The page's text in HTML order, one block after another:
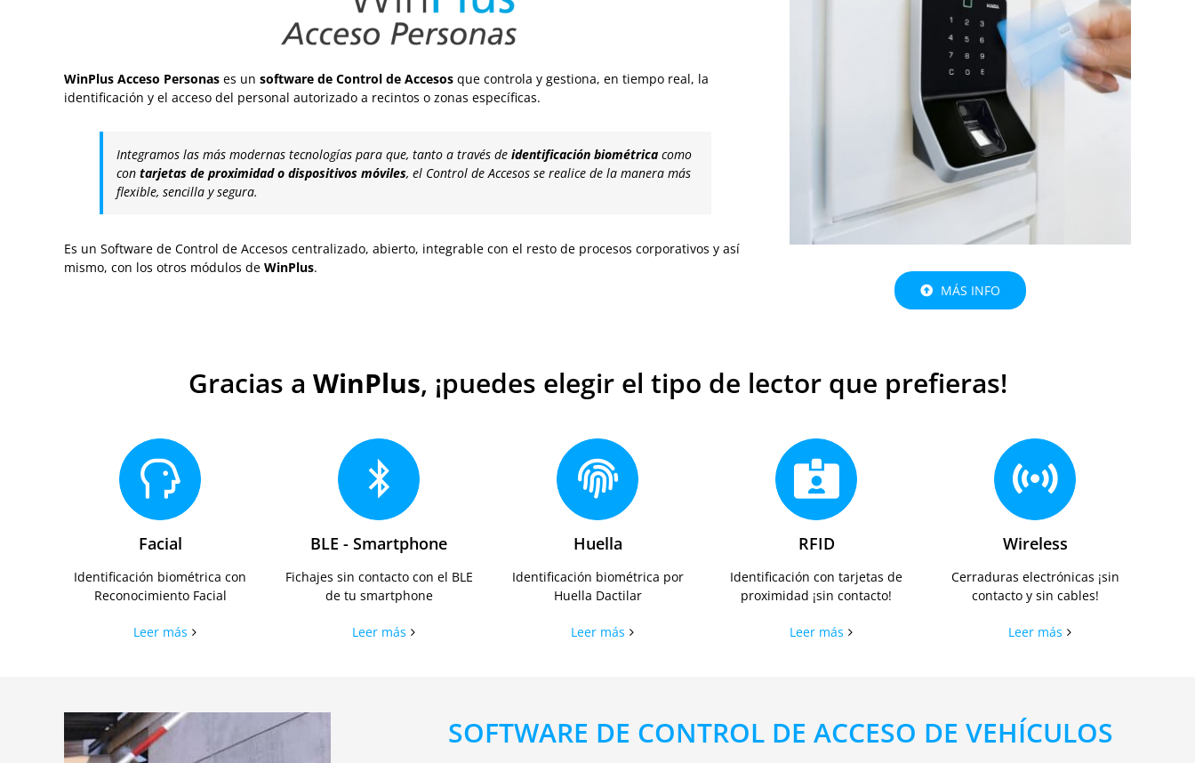
WinPlus Acceso Personas es un software de Control de Accesos que controla y gestiona, en tiempo real, la
identificación y el acceso del personal autorizado a recintos o zonas específicas.
Integramos las más modernas tecnologías para que, tanto a través de identificación biométrica como
con tarjetas de proximidad o dispositivos móviles, el Control de Accesos se realice de la manera más
flexible, sencilla y segura.
Es un Software de Control de Accesos centralizado, abierto, integrable con el resto de procesos corporativos y así
mismo, con los otros módulos de WinPlus.
MÁS INFO
Gracias a WinPlus, ¡puedes elegir el tipo de lector que prefieras!
Facial
Identificación biométrica con
Reconocimiento Facial
Leer más
BLE - Smartphone
Fichajes sin contacto con el BLE
de tu smartphone
Leer más
Huella
Identificación biométrica por
Huella Dactilar
Leer más
RFID
Identificación con tarjetas de
proximidad ¡sin contacto!
Leer más
Wireless
Cerraduras electrónicas ¡sin
contacto y sin cables!
Leer más
SOFTWARE DE CONTROL DE ACCESO DE VEHÍCULOS